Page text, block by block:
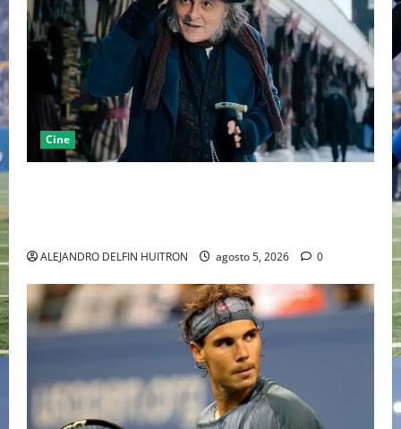
Cine
ALEJANDRO DELFIN HUITRON agosto 5, 2026 0